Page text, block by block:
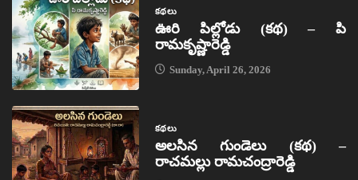
కథలు
ఊరి పిల్లోడు (కథ) – పి
రామకృష్ణారెడ్డి
Sunday, April 26, 2026
కథలు
అలసిన గుండెలు (కథ) –
రాచమల్లు రామచంద్రారెడ్డి